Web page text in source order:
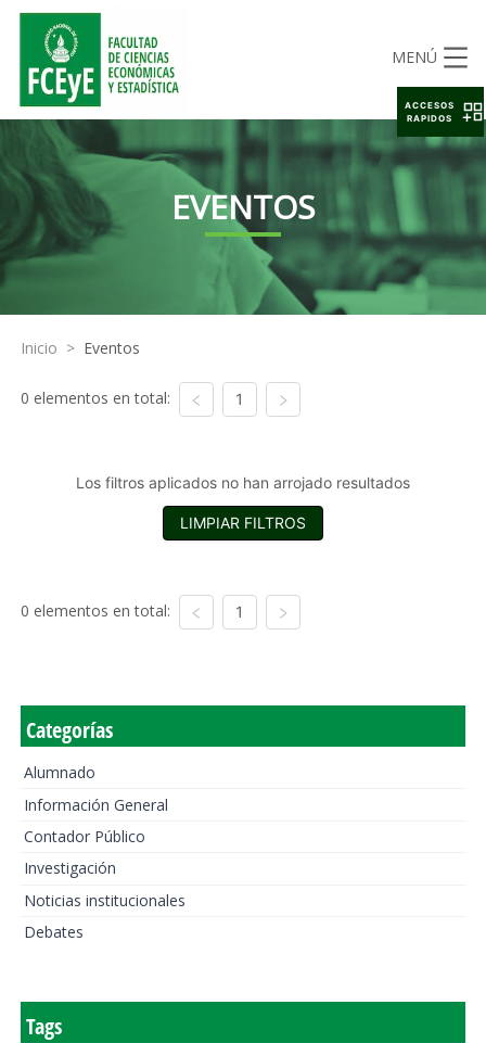
MENÚ
EVENTOS
Inicio > Eventos
0 elementos en total: 1
Los filtros aplicados no han arrojado resultados
LIMPIAR FILTROS
0 elementos en total: 1
Categorías
Alumnado
Información General
Contador Público
Investigación
Noticias institucionales
Debates
Tags
ACCESOS
RAPIDOS